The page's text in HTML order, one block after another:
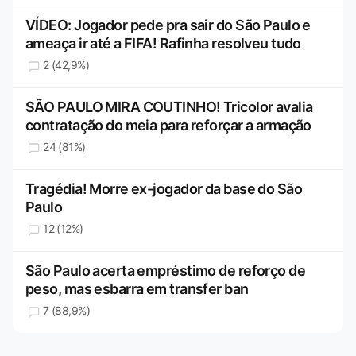
VÍDEO: Jogador pede pra sair do São Paulo e
ameaça ir até a FIFA! Rafinha resolveu tudo
2 (42,9%)
SÃO PAULO MIRA COUTINHO! Tricolor avalia
contratação do meia para reforçar a armação
24 (81%)
Tragédia! Morre ex-jogador da base do São
Paulo
12 (12%)
São Paulo acerta empréstimo de reforço de
peso, mas esbarra em transfer ban
7 (88,9%)